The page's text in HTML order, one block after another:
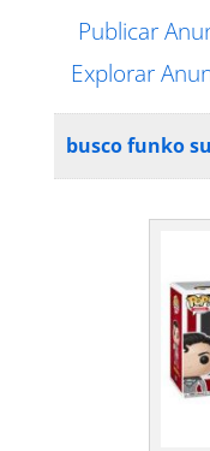
Publicar
Explorar
busco funko